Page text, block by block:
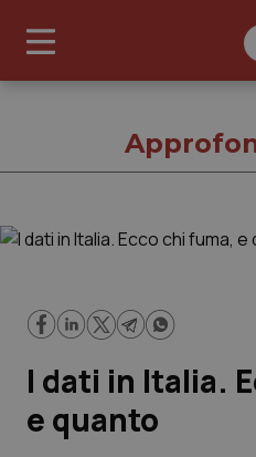
Cronache
Governo e Parlamento
Regioni e Asl
I dati in Italia.
e quanto